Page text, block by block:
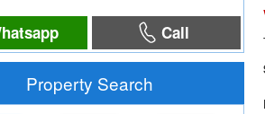
Call
Property Search